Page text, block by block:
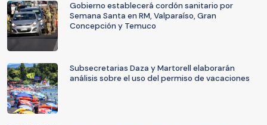
Gobierno establecerá cordón sanitario por
Semana Santa en RM, Valparaíso, Gran
Concepción y Temuco
Subsecretarias Daza y Martorell elaborarán
análisis sobre el uso del permiso de vacaciones